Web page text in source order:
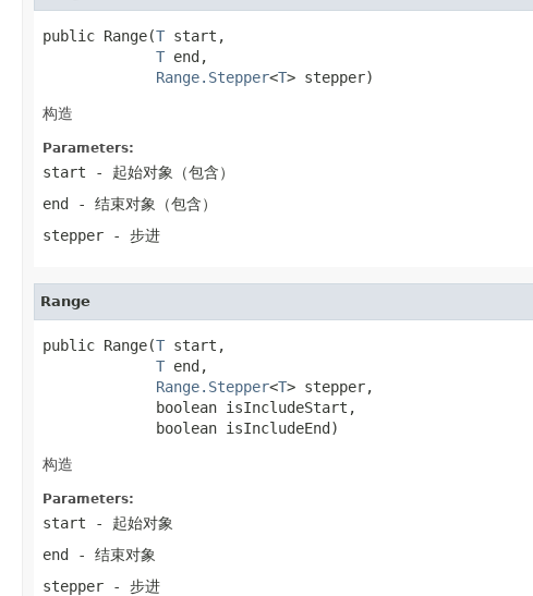
public Range(T start,
T end,
Range.Stepper<T> stepper)
构造
Parameters:
start - 起始对象（包含）
end - 结束对象（包含）
stepper - 步进
Range
public Range(T start,
T end,
Range.Stepper<T> stepper,
             boolean isIncludeStart,
             boolean isIncludeEnd)
构造
Parameters:
start - 起始对象
end - 结束对象
stepper - 步进